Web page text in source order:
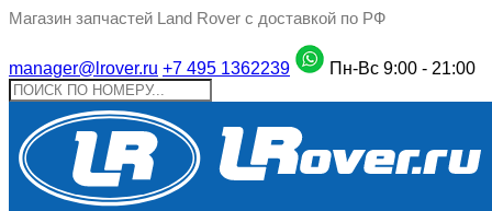
Магазин запчастей Land Rover с доставкой по РФ
manager@lrover.ru +7 495 1362239 Пн-Вс 9:00 - 21:00